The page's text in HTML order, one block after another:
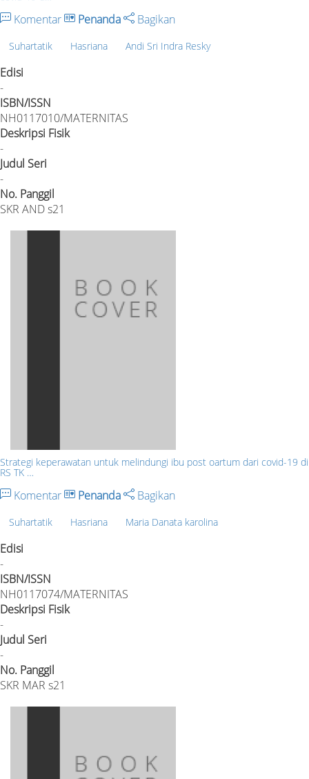
Komentar Penanda Bagikan
Suhartatik Hasriana Andi Sri Indra Resky
Edisi
-
ISBN/ISSN
NH0117010/MATERNITAS
Deskripsi Fisik
-
Judul Seri
-
No. Panggil
SKR AND s21
Strategi keperawatan untuk melindungi ibu post oartum dari covid-19 di
RS TK …
Komentar Penanda Bagikan
Suhartatik Hasriana Maria Danata karolina
Edisi
-
ISBN/ISSN
NH0117074/MATERNITAS
Deskripsi Fisik
-
Judul Seri
-
No. Panggil
SKR MAR s21